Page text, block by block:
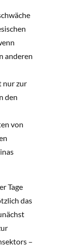
anderen
nur zur
den
von
Tage
das
–